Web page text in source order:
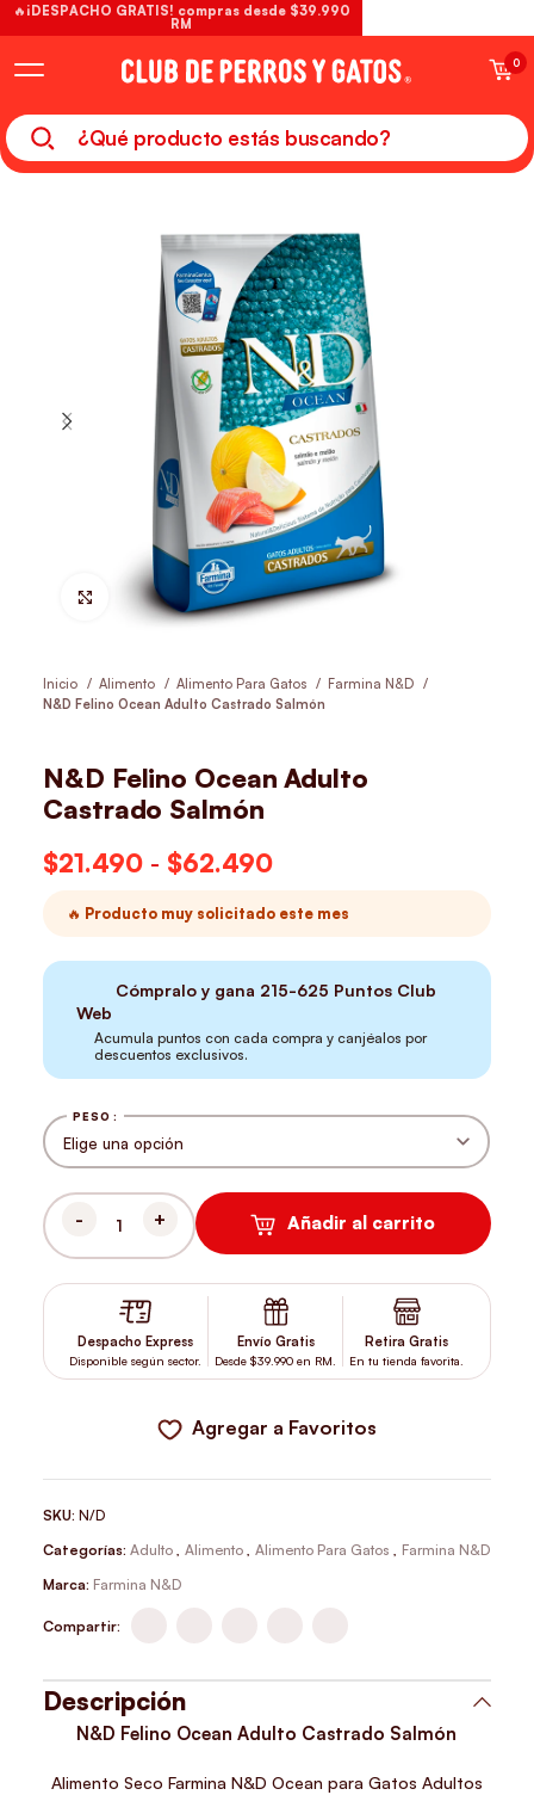
0
Hacer Zoom
Inicio Alimento Alimento Para Gatos
Farmina N&D
N&D Felino Ocean Adulto Castrado Salmón
N&D Felino Ocean Adulto
Castrado Salmón
$21.490 - $62.490
hasta $62.490
🔥 Producto muy solicitado este mes
Cómpralo y gana 215-625 Puntos Club
Web
Acumula puntos con cada compra y canjéalos por
descuentos exclusivos.
PESO
N&D FELINO OCEAN ADULTO CASTRADO SALMÓN CANTIDAD
Añadir al carrito
Despacho Express
Disponible según sector.
Envío Gratis
Desde $39.990 en RM.
Retira Gratis
En tu tienda favorita.
Agregar a Favoritos
SKU:N/D
Categorías: Adulto , Alimento , Alimento Para Gatos , Farmina N&D
Marca: Farmina N&D
Compartir:
Descripción
N&D Felino Ocean Adulto Castrado Salmón
Alimento Seco Farmina N&D Ocean para Gatos Adultos
🔥¡DESPACHO GRATIS! compras desde $39.990
RM